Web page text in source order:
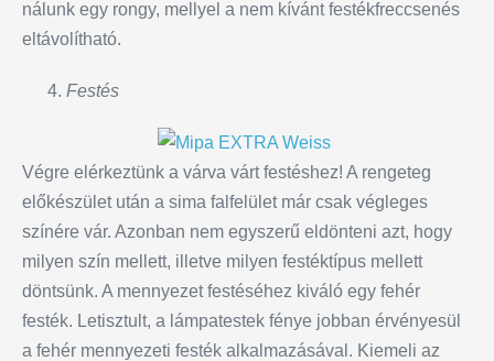
nálunk egy rongy, mellyel a nem kívánt festékfreccsenés
eltávolítható.
Festés
Végre elérkeztünk a várva várt festéshez! A rengeteg
előkészület után a sima falfelület már csak végleges
színére vár. Azonban nem egyszerű eldönteni azt, hogy
milyen szín mellett, illetve milyen festéktípus mellett
döntsünk. A mennyezet festéséhez kiváló egy fehér
festék. Letisztult, a lámpatestek fénye jobban érvényesül
a fehér mennyezeti festék alkalmazásával. Kiemeli az